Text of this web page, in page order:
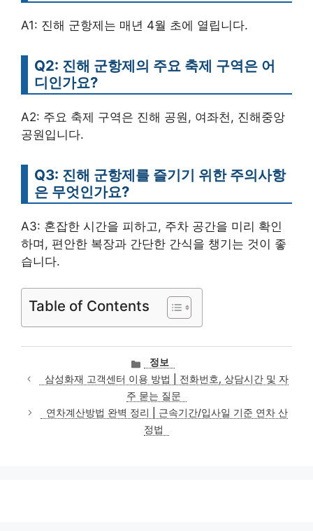
A1: 진해 군항제는 매년 4월 초에 열립니다.
Q2: 진해 군항제의 주요 축제 구역은 어
디인가요?
A2: 주요 축제 구역은 진해 공원, 여좌천, 진해중앙
공원입니다.
Q3: 진해 군항제를 즐기기 위한 주의사항
은 무엇인가요?
A3: 혼잡한 시간을 피하고, 주차 공간을 미리 확인
하며, 편안한 복장과 간단한 간식을 챙기는 것이 좋
습니다.
Table of Contents
카
테
고
리
정보
삼성화재 고객센터 이용 방법 | 전화번호, 상담시간 및 자
주 묻는 질문
연차계산방법 완벽 정리 | 근속기간/입사일 기준 연차 산
정법